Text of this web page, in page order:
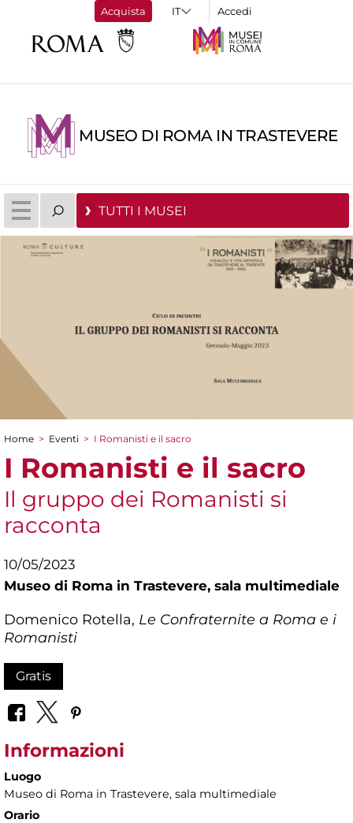
Acquista Accedi
MUSEO DI ROMA IN TRASTEVERE
TUTTI I MUSEI
Tu sei qui
Home > Eventi > I Romanisti e il sacro
I Romanisti e il sacro
Il gruppo dei Romanisti si
racconta
10/05/2023
Museo di Roma in Trastevere, sala multimediale
Domenico Rotella, Le Confraternite a Roma e i
Romanisti
Gratis
Informazioni
Luogo
Museo di Roma in Trastevere, sala multimediale
Orario